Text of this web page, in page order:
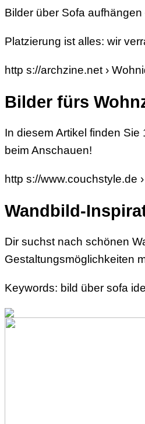
Bilder über Sofa
Platzierung ist alles: wir
http s://archzine.net ›
Bilder fürs
In diesem Artikel finden
beim Anschauen!
http s://www.couchstyle.de
Wandbild-
Dir suchst nach schönen
Gestaltungsmöglichkeiten
Keywords: bild über sofa